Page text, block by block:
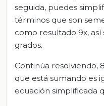
seguida, puedes
términos que son
como resultado 9x, así
grados.
Continúa resolviendo,
que está sumando es
ecuación simplificada